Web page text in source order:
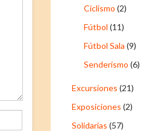
Ciclismo (2)
Fútbol (11)
Fútbol Sala (9)
Senderismo (6)
Excursiones (21)
Exposiciones (2)
Solidarias (57)